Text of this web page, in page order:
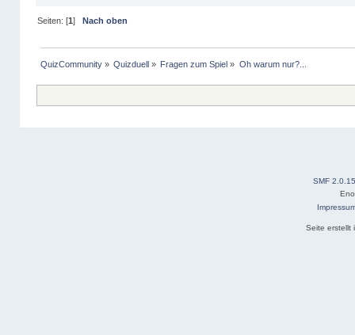
Seiten: [1] Nach oben
QuizCommunity» Quizduell » Fragen zum Spiel » Oh warum nur?...
SMF 2.0.15
Seite erstellt